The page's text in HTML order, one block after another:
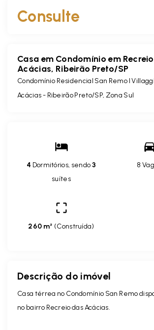
Consulte
Casa em Condomínio em
Acácias, Ribeirão Preto/SP
Condomínio Residencial San Remo I
Acácias - Ribeirão Preto/SP, Zona Sul
4 Dormitórios, sendo3
suítes
8
260 m² (Construída)
Descrição do imóvel
Casa térrea no Condomínio San Remo
no bairro Recreio das Acácias.